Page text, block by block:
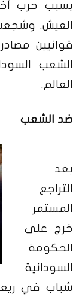
بسبب حرب
العيش.
قوانيين
الشعب
العالم.
ضد الشعب
بعد
التراجع
المستمر
خرج على
الحكومة
السودانية
شباب في